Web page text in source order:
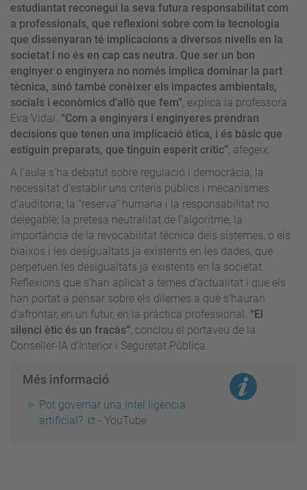
estudiantat reconegui la seva futura responsabilitat com
a professionals, que reflexioni sobre com la tecnologia
que dissenyaran té implicacions a diversos nivells en la
societat i no és en cap cas neutra. Que ser un bon
enginyer o enginyera no només implica dominar la part
tècnica, sinó també conèixer els impactes ambientals,
socials i econòmics d’allò que fem”, explica la professora
Eva Vidal. “Com a enginyers i enginyeres prendran
decisions que tenen una implicació ètica, i és bàsic que
estiguin preparats, que tinguin esperit crític”, afegeix.
A l’aula s’ha debatut sobre regulació i democràcia; la
necessitat d’establir uns criteris públics i mecanismes
d’auditoria; la “reserva” humana i la responsabilitat no
delegable; la pretesa neutralitat de l’algoritme, la
importància de la revocabilitat tècnica dels sistemes, o els
biaixos i les desigualtats ja existents en les dades, que
perpetuen les desigualtats ja existents en la societat.
Reflexions que s’han aplicat a temes d’actualitat i que els
han portat a pensar sobre els dilemes a què s’hauran
d’afrontar, en un futur, en la pràctica professional. “El
silenci ètic és un fracàs”, conclou el portaveu de la
Conseller-IA d’Interior i Seguretat Pública.
Més informació
Pot governar una Intel·ligència
artificial?
- YouTube